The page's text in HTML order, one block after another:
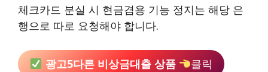
체크카드 분실 시 현금겸용 기능 정지는 해당 은
행으로 따로 요청해야 합니다.
광고5다른 비상금대출 상품 클릭